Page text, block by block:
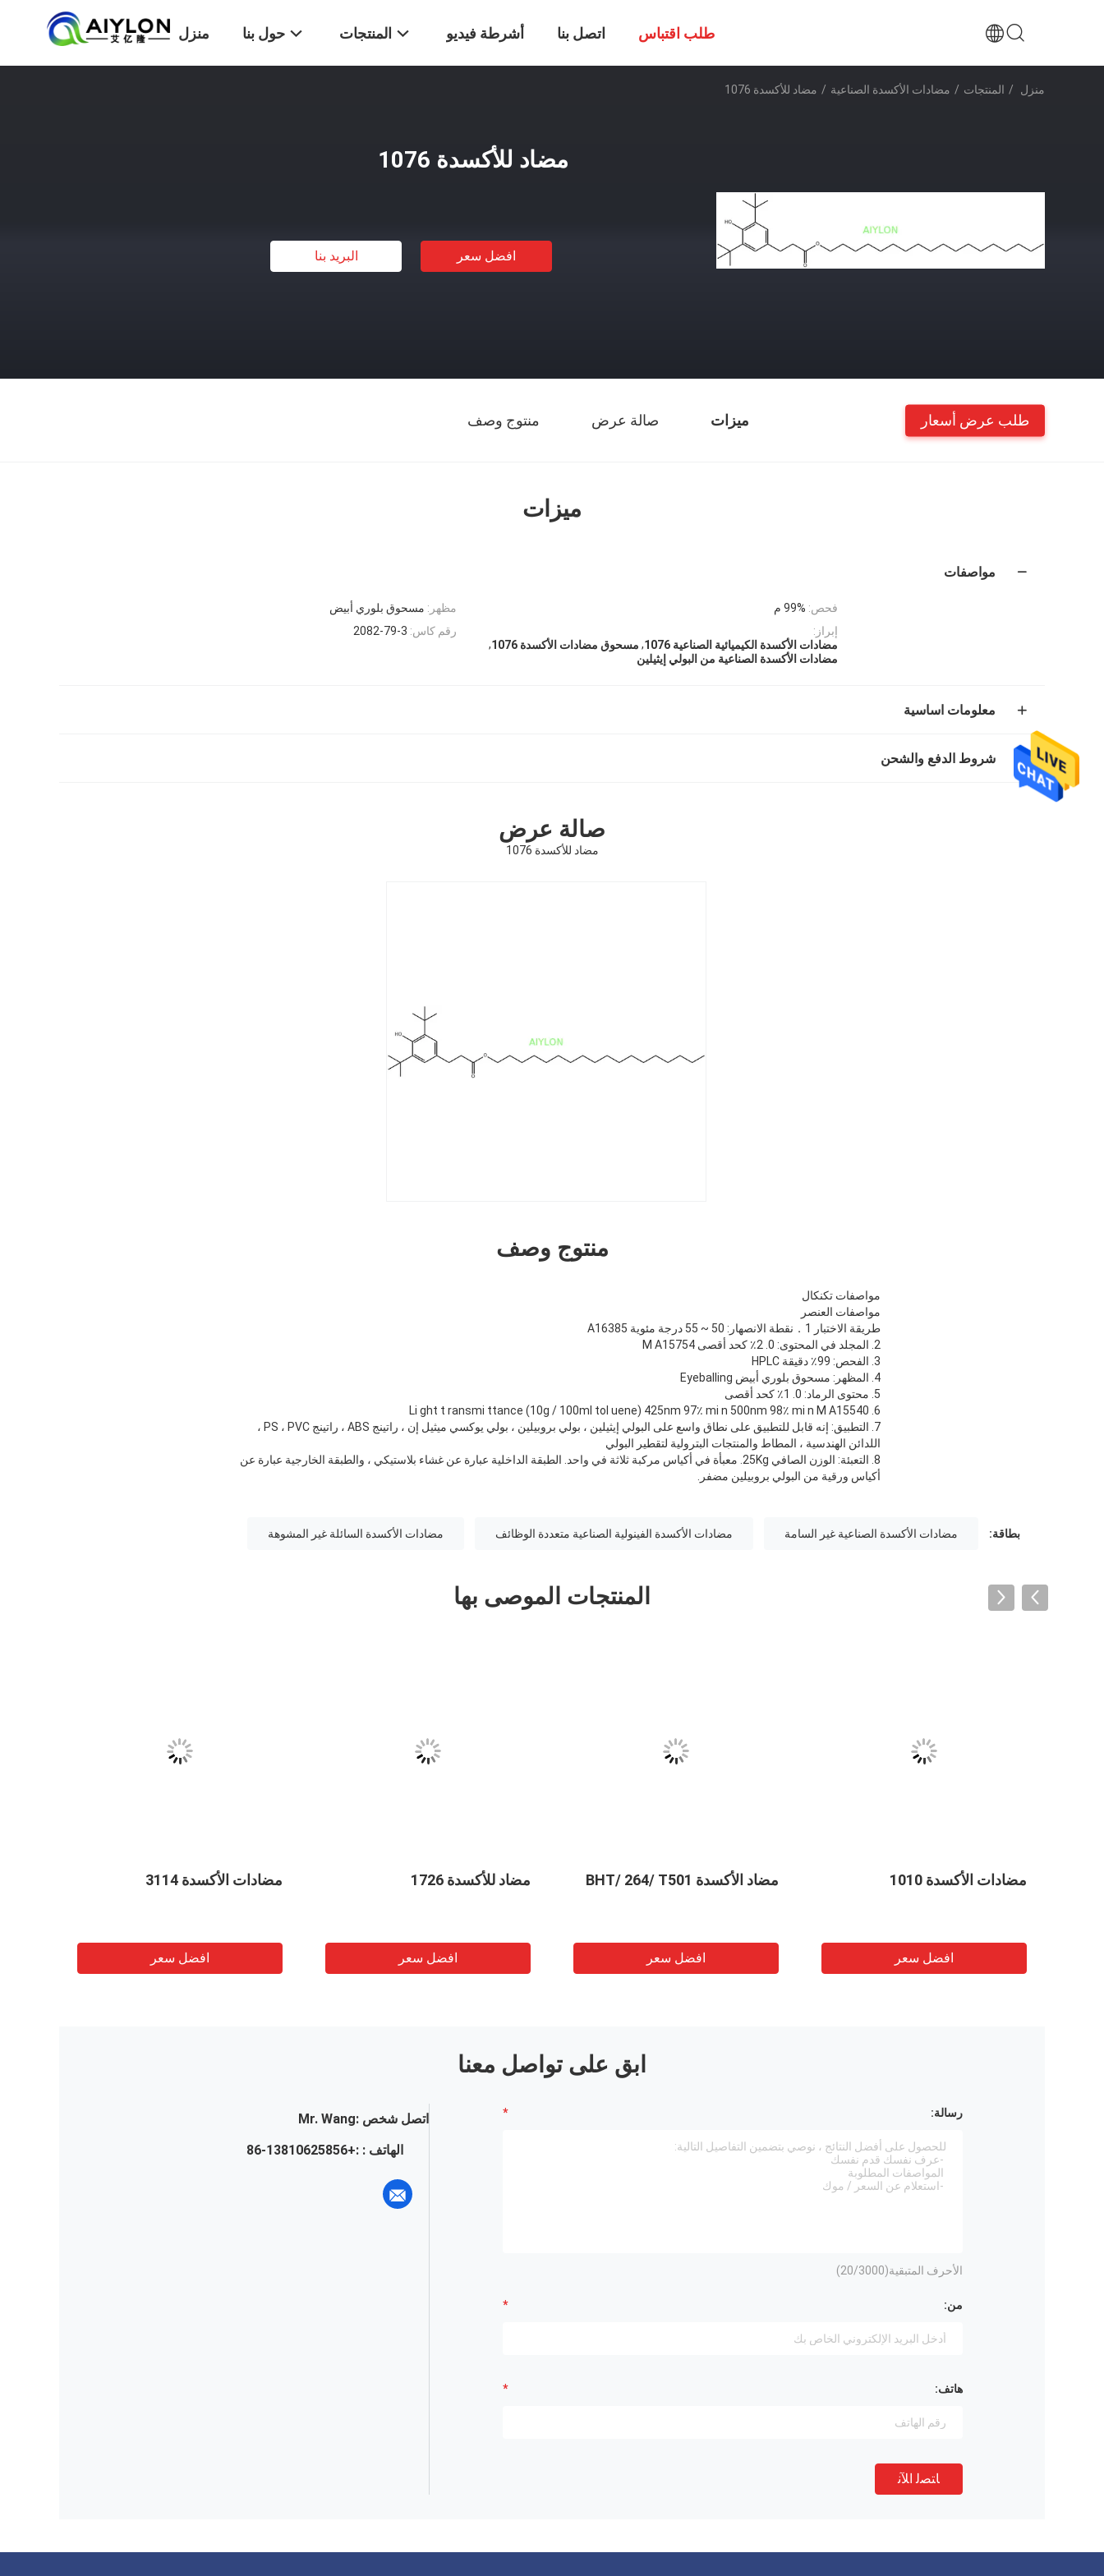
منزل حول بنا المنتجات أشرطة فيديو اتصل بنا طلب اقتباس
منزل / المنتجات / مضادات الأكسدة الصناعية / مضاد للأكسدة 1076
مضاد للأكسدة 1076
افضل سعر البريد بنا
ميزات صالة عرض منتوج وصف طلب عرض أسعار
ميزات
مواصفات
مظهر: مسحوق بلوري أبيض فحص: 99% م
رقم كاس: 2082-79-3
إبراز:
مضادات الأكسدة الكيميائية الصناعية 1076
, مسحوق مضادات الأكسدة 1076
,
مضادات الأكسدة الصناعية من البولي إيثيلين
معلومات اساسية
شروط الدفع والشحن
صالة عرض
مضاد للأكسدة 1076
منتوج وصف
مواصفات تكنكال
مواصفات العنصر
طريقة الاختبار 1．نقطة الانصهار: 50 ~ 55 درجة مئوية A16385
2. المجلد في المحتوى: 0. 2٪ كحد أقصى M A15754
3. الفحص: 99٪ دقيقة HPLC
4. المظهر: مسحوق بلوري أبيض Eyeballing
5. محتوى الرماد: 0. 1٪ كحد أقصى
6. Li ght t ransmi ttance (10g / 100ml tol uene) 425nm 97٪ mi n 500nm 98٪ mi n M A15540
7. التطبيق: إنه قابل للتطبيق على نطاق واسع على البولي إيثيلين ، بولي بروبيلين ، بولي يوكسي ميثيل إن ، راتينج ABS ، راتينج PS ، PVC ،
اللدائن الهندسية ، المطاط والمنتجات البترولية لتقطير البولي
8. التعبئة: الوزن الصافي 25Kg. معبأة في أكياس مركبة ثلاثة في واحد. الطبقة الداخلية عبارة عن غشاء بلاستيكي ، والطبقة الخارجية عبارة عن
أكياس ورقية من البولي بروبيلين مضفر.
بطاقة: مضادات الأكسدة الصناعية غير السامة مضادات الأكسدة الفينولية الصناعية متعددة الوظائف مضادات الأكسدة السائلة غير المشوهة
المنتجات الموصى بها
مضادات الأكسدة 3114
افضل سعر
مضاد للأكسدة 1726
افضل سعر
مضاد الأكسدة BHT/ 264/ T501
افضل سعر
مضادات الأكسدة 1010
افضل سعر
ابق على تواصل معنا
اتصل شخص :Mr. Wang
الهاتف : :+86-13810625856
رسالة:
الأحرف المتبقية( 20/3000)
من:
هاتف:
ﺎﺘﺼﻟ ﺍﻶﻧ